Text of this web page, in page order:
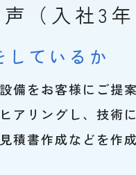
（入社3年
しているか
備をお客様にご提案
アリングし、技術
積書作成などを作